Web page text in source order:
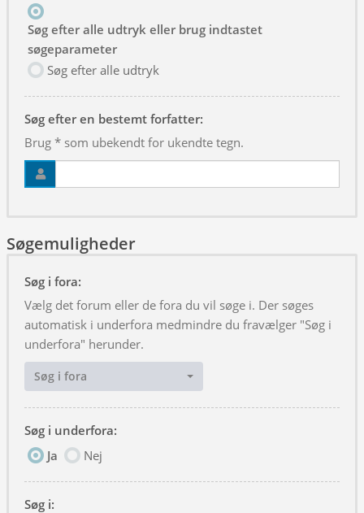
Søg efter alle udtryk eller brug indtastet
søgeparameter
Søg efter alle udtryk
Søg efter en bestemt forfatter:
Brug * som ubekendt for ukendte tegn.
Søgemuligheder
Søg i fora:
Vælg det forum eller de fora du vil søge i. Der søges
automatisk i underfora medmindre du fravælger "Søg i
underfora" herunder.
Søg i fora
Søg i underfora:
Ja
Nej
Søg i: